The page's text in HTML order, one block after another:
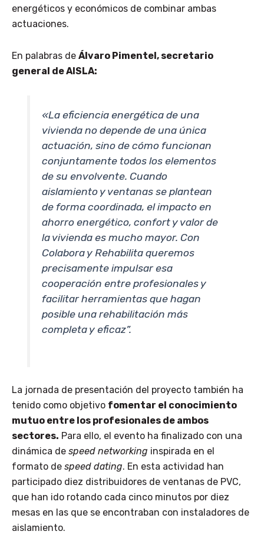
energéticos y económicos de combinar ambas
actuaciones.
En palabras de Álvaro Pimentel, secretario
general de AISLA:
«La eficiencia energética de una
vivienda no depende de una única
actuación, sino de cómo funcionan
conjuntamente todos los elementos
de su envolvente. Cuando
aislamiento y ventanas se plantean
de forma coordinada, el impacto en
ahorro energético, confort y valor de
la vivienda es mucho mayor. Con
Colabora y Rehabilita queremos
precisamente impulsar esa
cooperación entre profesionales y
facilitar herramientas que hagan
posible una rehabilitación más
completa y eficaz”.
La jornada de presentación del proyecto también ha
tenido como objetivo fomentar el conocimiento
mutuo entre los profesionales de ambos
sectores. Para ello, el evento ha finalizado con una
dinámica de speed networking inspirada en el
formato de speed dating. En esta actividad han
participado diez distribuidores de ventanas de PVC,
que han ido rotando cada cinco minutos por diez
mesas en las que se encontraban con instaladores de
aislamiento.